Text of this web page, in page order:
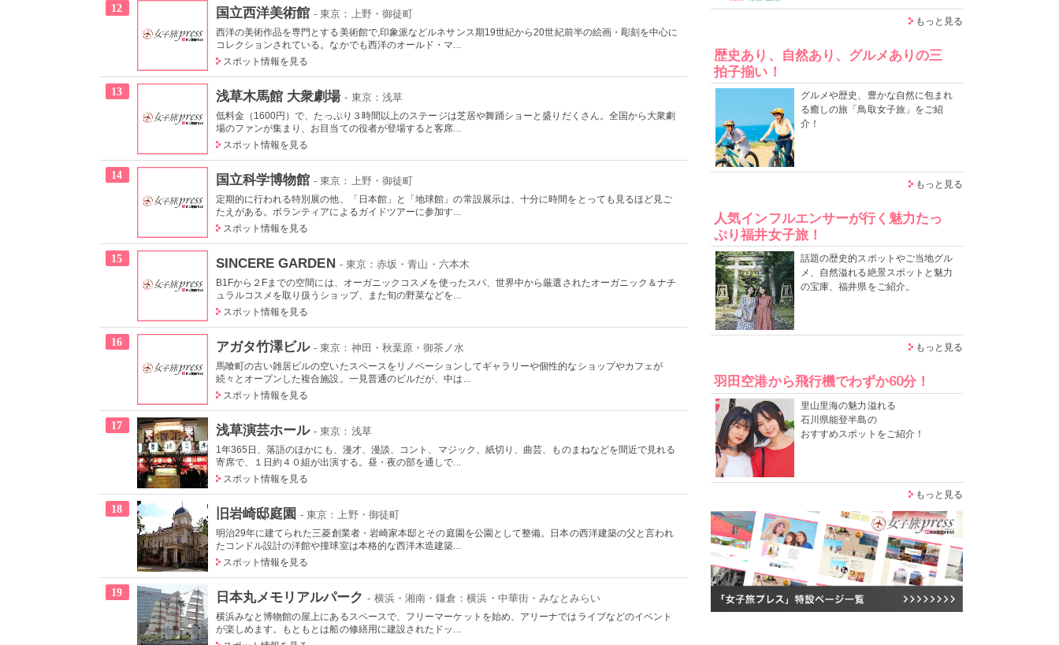
12 国立西洋美術館 - 東京：上野・御徒町
西洋の美術作品を専門とする美術館で,印象派などルネサンス期19世紀から20世紀前半の絵画・彫刻を中心に
コレクションされている。なかでも西洋のオールド・マ...
スポット情報を見る
13 浅草木馬館 大衆劇場 - 東京：浅草
低料金（1600円）で、たっぷり３時間以上のステージは芝居や舞踊ショーと盛りだくさん。全国から大衆劇
場のファンが集まり、お目当ての役者が登場すると客席...
スポット情報を見る
14 国立科学博物館 - 東京：上野・御徒町
定期的に行われる特別展の他、「日本館」と「地球館」の常設展示は、十分に時間をとっても見るほど見ご
たえがある。ボランティアによるガイドツアーに参加す...
スポット情報を見る
15 SINCERE GARDEN - 東京：赤坂・青山・六本木
B1Fから２Fまでの空間には、オーガニックコスメを使ったスパ、世界中から厳選されたオーガニック＆ナチ
ュラルコスメを取り扱うショップ、また旬の野菜などを...
スポット情報を見る
16 アガタ竹澤ビル - 東京：神田・秋葉原・御茶ノ水
馬喰町の古い雑居ビルの空いたスペースをリノベーションしてギャラリーや個性的なショップやカフェが
続々とオープンした複合施設。一見普通のビルだが、中は...
スポット情報を見る
17 浅草演芸ホール - 東京：浅草
1年365日、落語のほかにも、漫才、漫談、コント、マジック、紙切り、曲芸、ものまねなどを間近で見れる
寄席で、１日約４０組が出演する。昼・夜の部を通しで...
スポット情報を見る
18 旧岩崎邸庭園 - 東京：上野・御徒町
明治29年に建てられた三菱創業者・岩崎家本邸とその庭園を公園として整備。日本の西洋建築の父と言われ
たコンドル設計の洋館や撞球室は本格的な西洋木造建築...
スポット情報を見る
19 日本丸メモリアルパーク - 横浜・湘南・鎌倉：横浜・中華街・みなとみらい
横浜みなと博物館の屋上にあるスペースで、フリーマーケットを始め、アリーナではライブなどのイベント
が楽しめます。もともとは船の修繕用に建設されたドッ...
もっと見る
歴史あり、自然あり、グルメありの三
拍子揃い！
グルメや歴史、豊かな自然に包まれ
る癒しの旅「鳥取女子旅」をご紹
介！
もっと見る
人気インフルエンサーが行く魅力たっ
ぷり福井女子旅！
話題の歴史的スポットやご当地グル
メ、自然溢れる絶景スポットと魅力
の宝庫、福井県をご紹介。
もっと見る
羽田空港から飛行機でわずか60分！
里山里海の魅力溢れる
石川県能登半島の
おすすめスポットをご紹介！
もっと見る